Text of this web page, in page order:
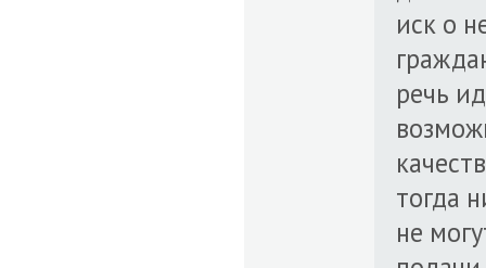
иск о
речь
тогда
не